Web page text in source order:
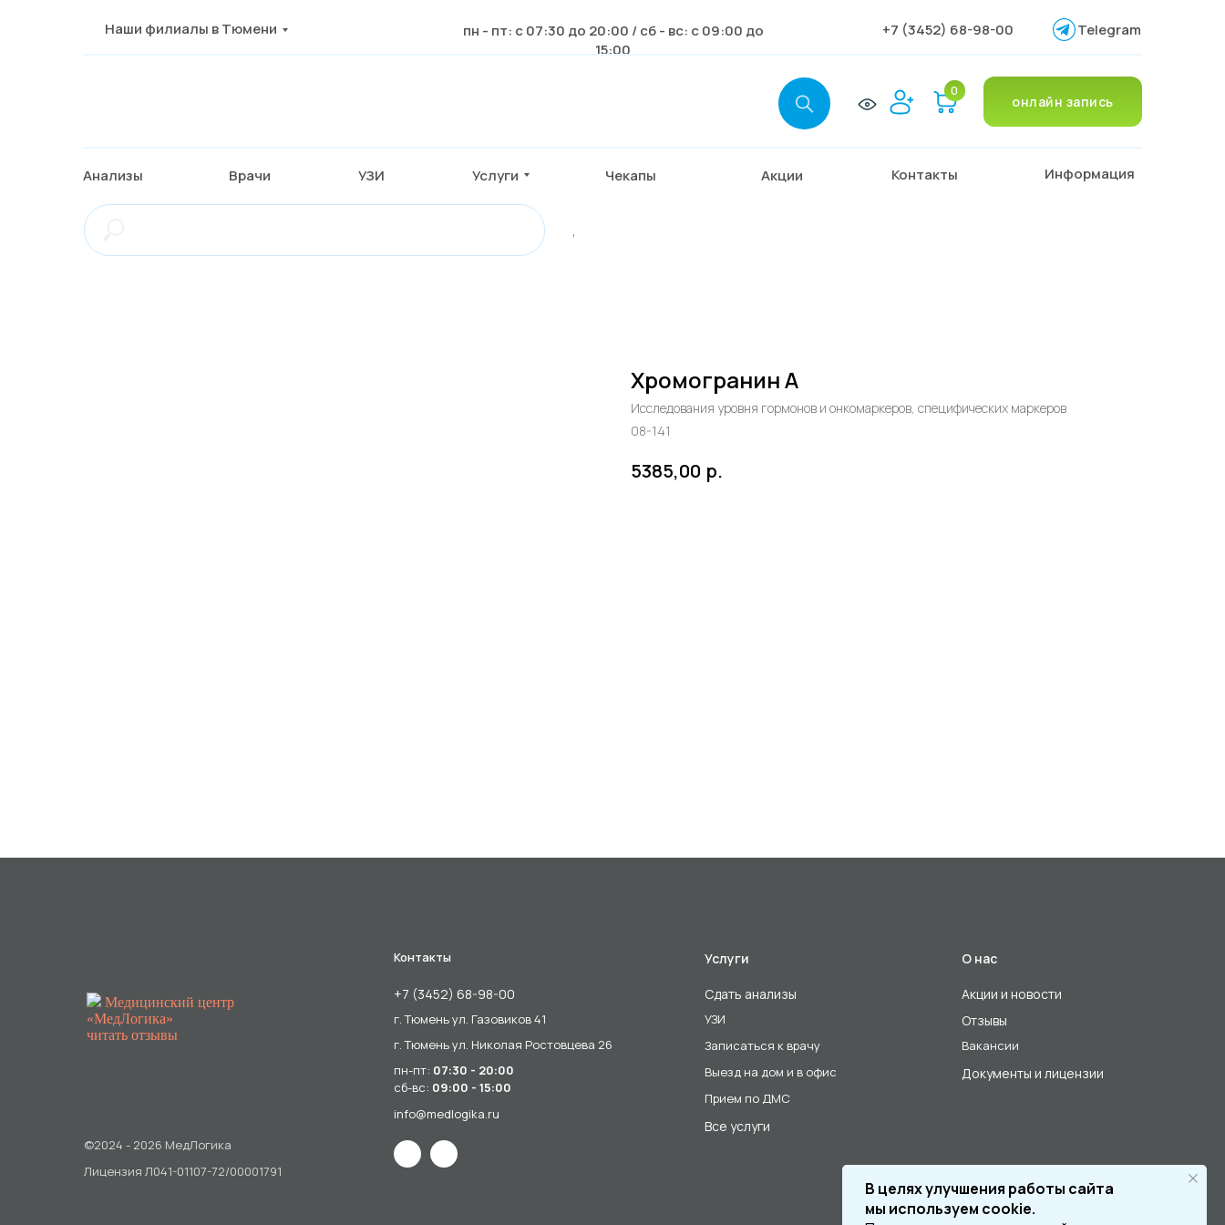
Наши филиалы в Тюмени
пн - пт: с 07:30 до 20:00 / сб - вс: с 09:00 до
15:00
Акции
+7 (3452) 68-98-00
онлайн запись
Анализы Врачи УЗИ Услуги Чекапы Контакты Информация
0
Telegram
,
Хромогранин А
Исследования уровня гормонов и онкомаркеров, специфических маркеров
08-141
5385,00 р.
Лицензия Л041-01107-72/00001791
©2024 - 2026 МедЛогика
Услуги
Записаться к врачу
Сдать анализы
Все услуги
Выезд на дом и в офис
Контакты
УЗИ
+7 (3452) 68-98-00
г. Тюмень ул. Газовиков 41
г. Тюмень ул. Николая Ростовцева 26
Прием по ДМС
info@medlogika.ru
О нас
пн-пт: 07:30 - 20:00
сб-вс: 09:00 - 15:00
Акции и новости
Отзывы
Вакансии
Документы и лицензии
Медицинский центр
«МедЛогика»
читать отзывы
В целях улучшения работы сайта
мы используем cookie.